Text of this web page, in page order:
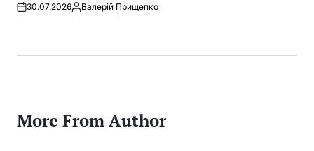
30.07.2026Posted
Валерій Прищепко
More From Author